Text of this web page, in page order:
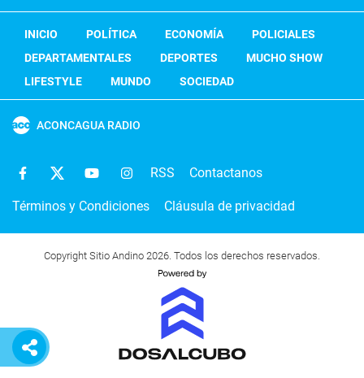
INICIO POLÍTICA ECONOMÍA
POLICIALES
DEPARTAMENTALES
DEPORTES
MUCHO SHOW
LIFESTYLE
MUNDO SOCIEDAD
ACONCAGUA RADIO
RSS Contactanos
Términos y Condiciones Cláusula de privacidad
Copyright Sitio Andino 2026. Todos los derechos reservados.